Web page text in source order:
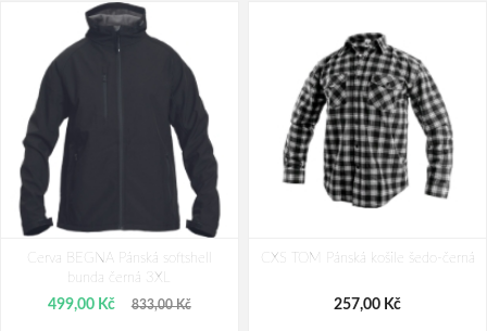
Cerva BEGNA Pánská softshell
bunda černá 3XL
499,00 Kč 833,00 Kč
CXS TOM Pánská košile šedo-černá
257,00 Kč